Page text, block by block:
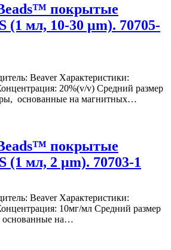
покрытые
(1 мл, 10-30 μm). 70705-
Beaver Характеристики:
20%(v/v) Средний размер
основанные на магнитных…
покрытые
(1 мл, 2 μm). 70703-1
Beaver Характеристики:
10мг/мл Средний размер
основанные на…